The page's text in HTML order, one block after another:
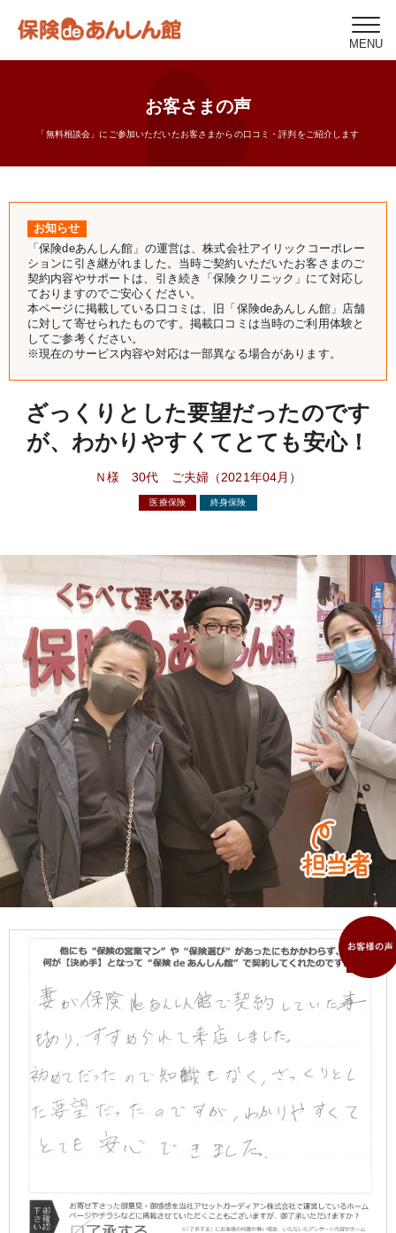
MENU
お客さまの声
「無料相談会」にご参加いただいたお客さまからの口コミ・評判をご紹介します
お知らせ
「保険deあんしん館」の運営は、株式会社アイリックコーポレー
ションに引き継がれました。当時ご契約いただいたお客さまのご
契約内容やサポートは、引き続き「保険クリニック」にて対応し
ておりますのでご安心ください。
本ページに掲載している口コミは、旧「保険deあんしん館」店舗
に対して寄せられたものです。掲載口コミは当時のご利用体験と
してご参考ください。
※現在のサービス内容や対応は一部異なる場合があります。
ざっくりとした要望だったのです
が、わかりやすくてとても安心！
Ｎ様 30代 ご夫婦（2021年04月）
医療保険 終身保険